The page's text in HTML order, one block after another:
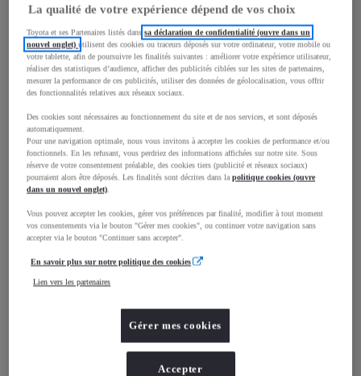
3 940mm
Largeur
1 745mm
Consommation mixte
Émissions CO2
Accélération 0-100km/h
10,3
La qualité de votre expérience dépend de vos choix
Toyota et ses Partenaires listés danssa déclaration de confidentialité (ouvre dans un
nouvel onglet)utilisent des cookies ou traceurs déposés sur votre ordinateur, votre mobile ou
votre tablette, afin de poursuivre les finalités suivantes : améliorer votre expérience utilisateur,
réaliser des statistiques d’audience, afficher des publicités ciblées sur les sites de partenaires,
mesurer la performance de ces publicités, utiliser des données de géolocalisation, vous offrir
des fonctionnalités relatives aux réseaux sociaux.
Des cookies sont nécessaires au fonctionnement du site et de nos services, et sont déposés
automatiquement.
Pour une navigation optimale, nous vous invitons à accepter les cookies de performance et/ou
fonctionnels. En les refusant, vous perdriez des informations affichées sur notre site. Sous
réserve de votre consentement préalable, des cookies tiers (publicité et réseaux sociaux)
pourraient alors être déposés. Les finalités sont décrites dans lapolitique cookies (ouvre
dans un nouvel onglet).
Vous pouvez accepter les cookies, gérer vos préférences par finalité, modifier à tout moment
vos consentements via le bouton "Gérer mes cookies", ou continuer votre navigation sans
accepter via le bouton "Continuer sans accepter".
En savoir plus sur notre politique des cookies
Lien vers les partenaires
Gérer mes cookies
Accepter